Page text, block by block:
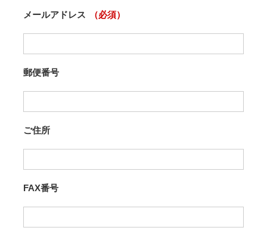
メールアドレス （必須）
郵便番号
ご住所
FAX番号